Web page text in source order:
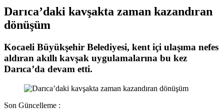
Darıca’daki kavşakta zaman kazandıran
dönüşüm
Kocaeli Büyükşehir Belediyesi, kent içi ulaşıma nefes
aldıran akıllı kavşak uygulamalarına bu kez
Darıca’da devam etti.
Son Güncelleme :